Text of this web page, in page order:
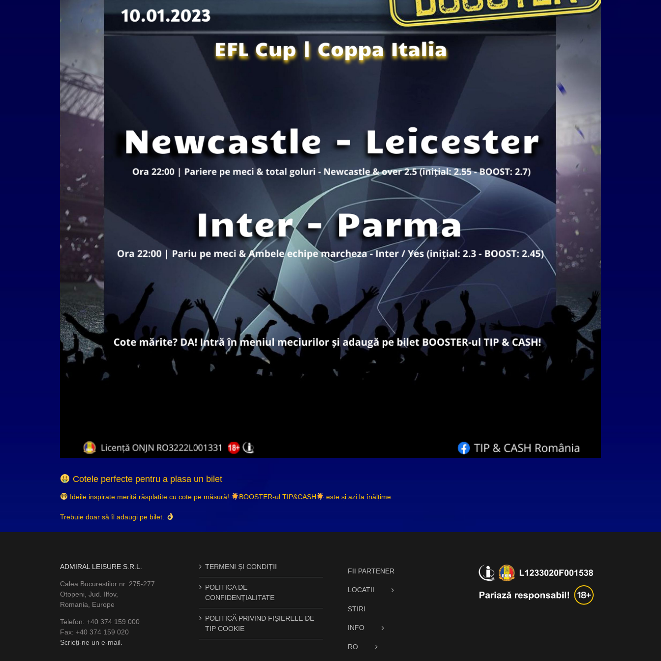
Cotele perfecte pentru a plasa un bilet
Ideile inspirate merită răsplatite cu cote pe măsură! BOOSTER-ul TIP&CASH este și azi la înălțime.
Trebuie doar să îl adaugi pe bilet.
ADMIRAL LEISURE S.R.L.
Calea Bucurestilor nr. 275-277
Otopeni, Jud. Ilfov,
Romania, Europe
Telefon: +40 374 159 000
Fax: +40 374 159 020
Scrieți-ne un e-mail.
TERMENI ȘI CONDIȚII
POLITICA DE
CONFIDENȚIALITATE
POLITICĂ PRIVIND FIȘIERELE DE
TIP COOKIE
FII PARTENER
LOCATII
STIRI
INFO
RO